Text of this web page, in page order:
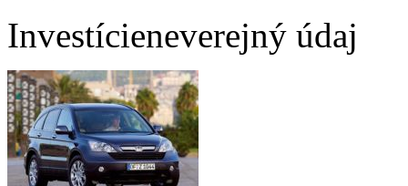
Investícieneverejný údaj